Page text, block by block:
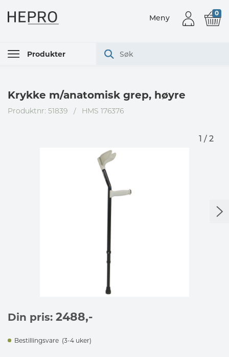
Produkter
Meny
0
Krykke m/anatomisk grep, høyre
Produktnr: 51839 / HMS 176376
1 / 2
Din pris: 2488,-
Bestillingsvare (3-4 uker)